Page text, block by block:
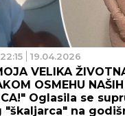
22:15 19.04.2026
VELIKA
OSMEHU NAŠIH
Oglasila se
"škaljarca" na